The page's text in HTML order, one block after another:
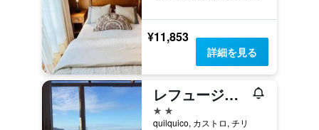
¥11,853
詳細を見る
レフュージオ プラオ
2つ星
quilquico, カストロ, チリ